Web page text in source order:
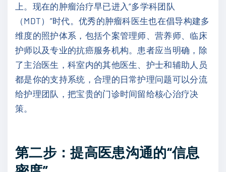
上。现在的肿瘤治疗早已进入“多学科团队
（MDT）”时代。优秀的肿瘤科医生也在倡导构建多
维度的照护体系，包括个案管理师、营养师、临床
护师以及专业的抗癌服务机构。患者应当明确，除
了主治医生，科室内的其他医生、护士和辅助人员
都是你的支持系统，合理的日常护理问题可以分流
给护理团队，把宝贵的门诊时间留给核心治疗决
策。
第二步：提高医患沟通的“信息